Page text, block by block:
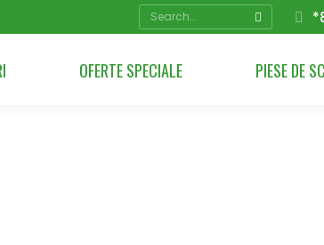
Search:
OFERTE SPECIALE PIESE DE